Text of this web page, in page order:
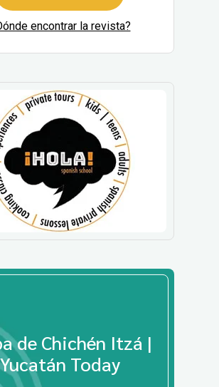
encontrar la revista?
de Chichén Itzá |
Yucatán Today